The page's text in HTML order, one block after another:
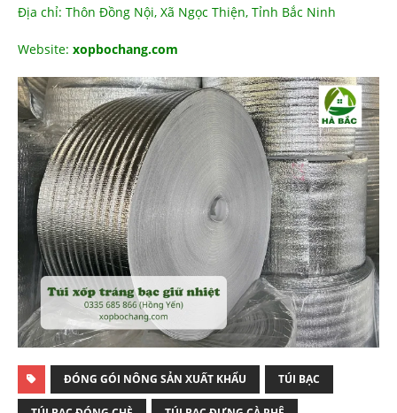
Địa chỉ: Thôn Đồng Nội, Xã Ngọc Thiện, Tỉnh Bắc Ninh
Website: xopbochang.com
ĐÓNG GÓI NÔNG SẢN XUẤT KHẨU TÚI BẠC